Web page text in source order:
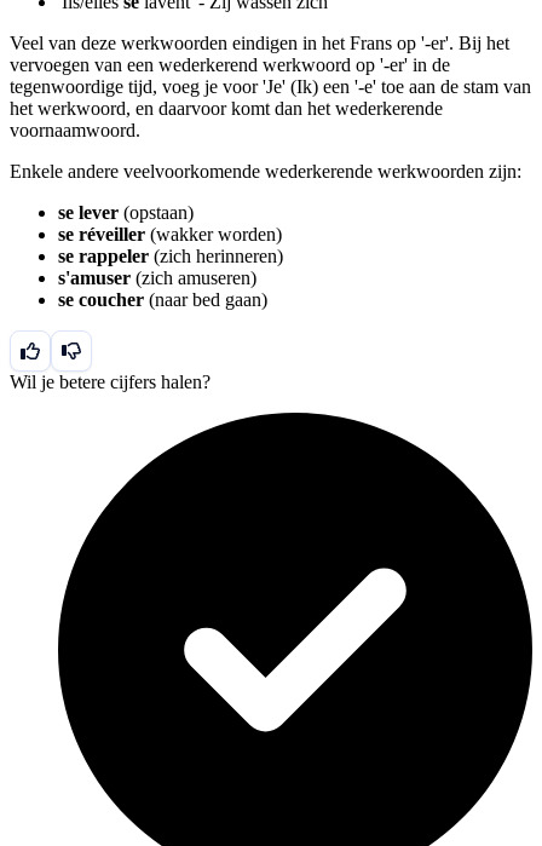
Veel van deze werkwoorden eindigen in het Frans op '-er'. Bij het
vervoegen van een wederkerend werkwoord op '-er' in de
tegenwoordige tijd, voeg je voor 'Je' (Ik) een '-e' toe aan de stam van
het werkwoord, en daarvoor komt dan het wederkerende
voornaamwoord.
Enkele andere veelvoorkomende wederkerende werkwoorden zijn:
se lever (opstaan)
se réveiller (wakker worden)
se rappeler (zich herinneren)
s'amuser (zich amuseren)
se coucher (naar bed gaan)
Wil je betere cijfers halen?